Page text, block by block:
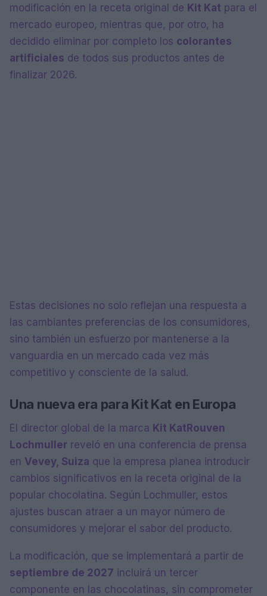
modificación en la receta original de Kit Kat para el
mercado europeo, mientras que, por otro, ha
decidido eliminar por completo los colorantes
artificiales de todos sus productos antes de
finalizar 2026.
Estas decisiones no solo reflejan una respuesta a
las cambiantes preferencias de los consumidores,
sino también un esfuerzo por mantenerse a la
vanguardia en un mercado cada vez más
competitivo y consciente de la salud.
Una nueva era para Kit Kat en Europa
El director global de la marca Kit Kat Rouven
Lochmuller reveló en una conferencia de prensa
en Vevey, Suiza que la empresa planea introducir
cambios significativos en la receta original de la
popular chocolatina. Según Lochmuller, estos
ajustes buscan atraer a un mayor número de
consumidores y mejorar el sabor del producto.
La modificación, que se implementará a partir de
septiembre de 2027 incluirá un tercer
componente en las chocolatinas, sin comprometer